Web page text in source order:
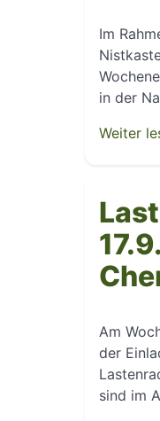
Im
in der
Weiter
Am
der
sind im